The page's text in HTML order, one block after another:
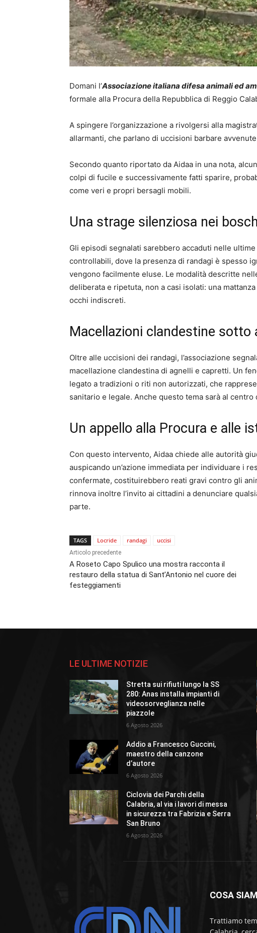
Domani l’Associazione italiana difesa animali ed
formale alla Procura della Repubblica di Reggio
A spingere l’organizzazione a rivolgersi alla
allarmanti, che parlano di uccisioni barbare
Secondo quanto riportato da Aidaa in una nota,
colpi di fucile e successivamente fatti sparire,
come veri e propri bersagli mobili.
Una strage silenziosa nei
Gli episodi segnalati sarebbero accaduti nelle
controllabili, dove la presenza di randagi è spesso
vengono facilmente eluse. Le modalità descritte
deliberata e ripetuta, non a casi isolati: una
occhi indiscreti.
Macellazioni clandestine sotto
Oltre alle uccisioni dei randagi, l’associazione
macellazione clandestina di agnelli e capretti. Un
legato a tradizioni o riti non autorizzati, che
sanitario e legale. Anche questo tema sarà al centro
Un appello alla Procura e alle
Con questo intervento, Aidaa chiede alle autorità
auspicando un’azione immediata per individuare i
confermate, costituirebbero reati gravi contro gli
rinnova inoltre l’invito ai cittadini a denunciare
parte.
TAGS Locride randagi uccisi
Articolo precedente
A Roseto Capo Spulico una mostra racconta il
restauro della statua di Sant’Antonio nel cuore dei
festeggiamenti
LE ULTIME NOTIZIE
Stretta sui rifiuti lungo la SS
280: Anas installa impianti di
videosorveglianza nelle
piazzole
6 Agosto 2026
Addio a Francesco Guccini,
maestro della canzone
d’autore
6 Agosto 2026
Ciclovia dei Parchi della
Calabria, al via i lavori di messa
in sicurezza tra Fabrizia e Serra
San Bruno
6 Agosto 2026
COSA
Trattiamo